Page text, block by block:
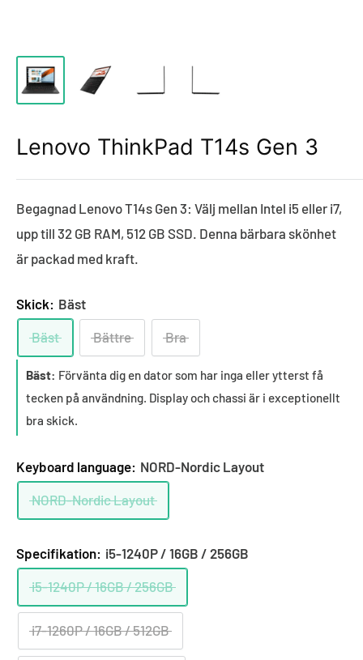
Lenovo ThinkPad T14s Gen 3
Begagnad Lenovo T14s Gen 3: Välj mellan Intel i5 eller i7,
upp till 32 GB RAM, 512 GB SSD. Denna bärbara skönhet
är packad med kraft.
Skick: Bäst
Bäst Bättre Bra
Bäst: Förvänta dig en dator som har inga eller ytterst få
tecken på användning. Display och chassi är i exceptionellt
bra skick.
Keyboard language: NORD-Nordic Layout
NORD-Nordic Layout
Specifikation: i5-1240P / 16GB / 256GB
i5-1240P / 16GB / 256GB
i7-1260P / 16GB / 512GB